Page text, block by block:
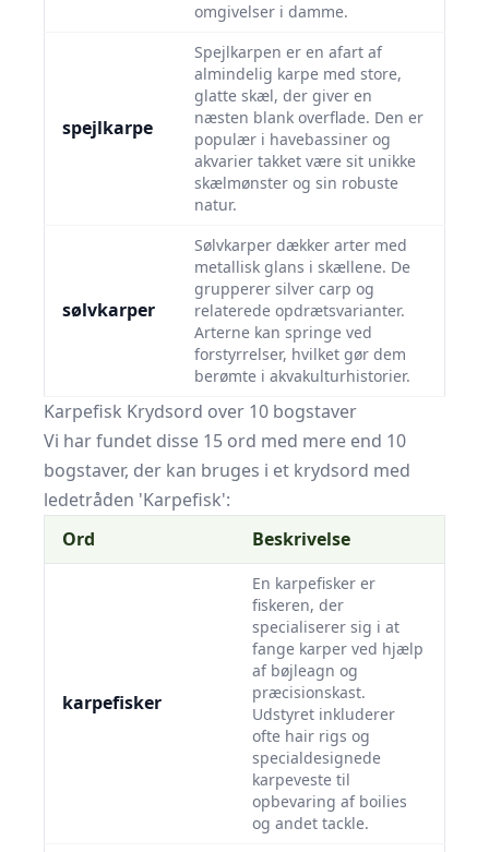
omgivelser i damme.
spejlkarpe
Spejlkarpen er en afart af
almindelig karpe med store,
glatte skæl, der giver en
næsten blank overflade. Den er
populær i havebassiner og
akvarier takket være sit unikke
skælmønster og sin robuste
natur.
sølvkarper
Sølvkarper dækker arter med
metallisk glans i skællene. De
grupperer silver carp og
relaterede opdrætsvarianter.
Arterne kan springe ved
forstyrrelser, hvilket gør dem
berømte i akvakulturhistorier.
Karpefisk Krydsord over 10 bogstaver
Vi har fundet disse 15 ord med mere end 10
bogstaver, der kan bruges i et krydsord med
ledetråden 'Karpefisk':
Ord
Beskrivelse
karpefisker
En karpefisker er
fiskeren, der
specialiserer sig i at
fange karper ved hjælp
af bøjleagn og
præcisionskast.
Udstyret inkluderer
ofte hair rigs og
specialdesignede
karpeveste til
opbevaring af boilies
og andet tackle.